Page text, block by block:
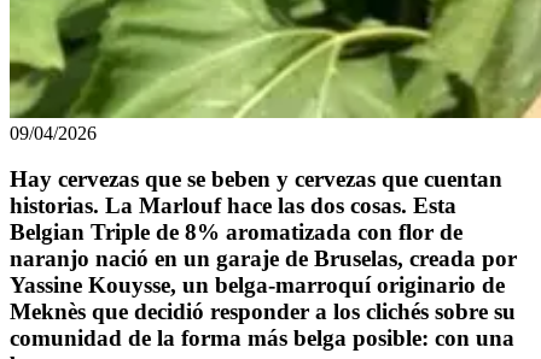
09/04/2026
Hay cervezas que se beben y cervezas que cuentan
historias. La Marlouf hace las dos cosas. Esta
Belgian Triple de 8% aromatizada con flor de
naranjo nació en un garaje de Bruselas, creada por
Yassine Kouysse, un belga-marroquí originario de
Meknès que decidió responder a los clichés sobre su
comunidad de la forma más belga posible: con una